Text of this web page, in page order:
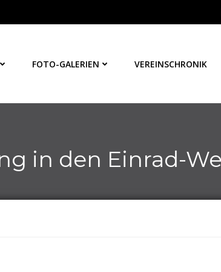
FOTO-GALERIEN VEREINSCHRONIK
in den Einrad-